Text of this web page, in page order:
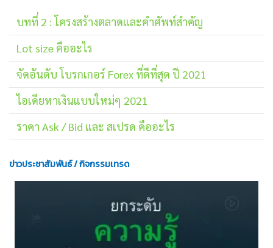
บทที่ 2 : โครงสร้างตลาดและคำศัพท์สำคัญ
Lot size คืออะไร
จัดอันดับ โบรกเกอร์ Forex ที่ดีที่สุด ปี 2021
ไอเดียหาเงินแบบใหม่ๆ 2021
ราคา Ask / Bid และ สเปรด คืออะไร
ข่าวประชาสัมพันธ์ / กิจกรรมเทรด